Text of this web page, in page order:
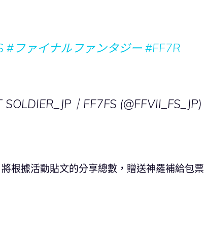
#ファイナルファンタジー #FF7R
｜FF7FS (@FFVII_FS_JP)
根據活動貼文的分享總數，贈送神羅補給包票